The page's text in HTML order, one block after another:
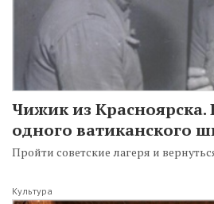
Чижик из Красноярска.
одного ватиканского
Пройти советские лагеря и
Культура